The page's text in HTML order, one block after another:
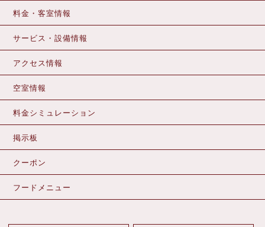
料金・客室情報
サービス・設備情報
アクセス情報
空室情報
料金シミュレーション
掲示板
クーポン
フードメニュー